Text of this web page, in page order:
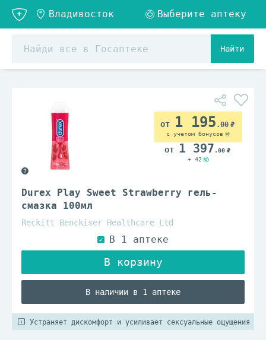
Найти
Durex Play Sweet Strawberry гель-
смазка 100мл
Reckitt Benckiser Healthcare Ltd
В наличии в 1 аптеке
1 195 .00
с учетом бонусов
1 397 .00
+ 42
Устраняет дискомфорт и усиливает сексуальные ощущения